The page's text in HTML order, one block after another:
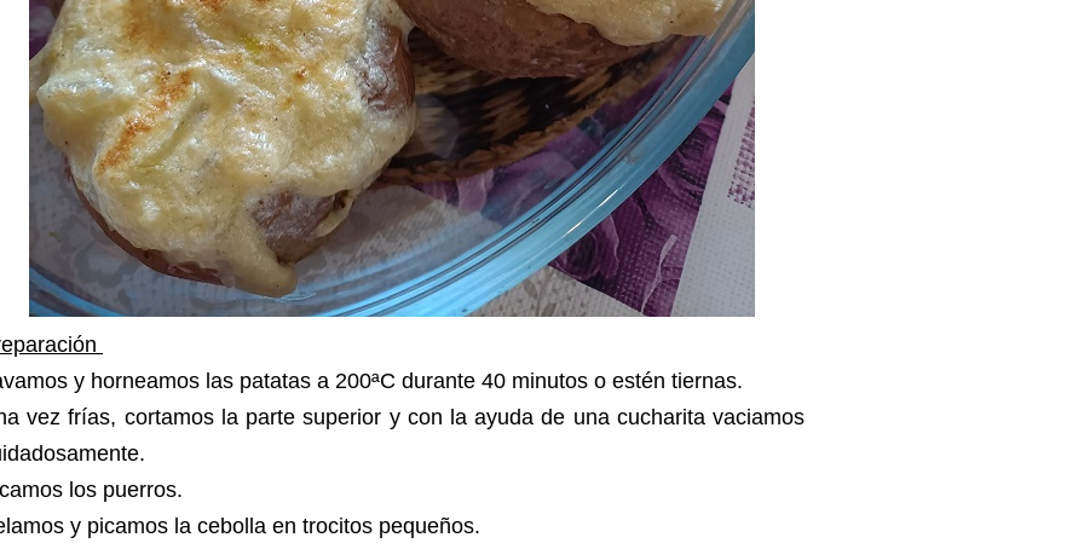
y horneamos las patatas a 200ªC durante 40 minutos o estén tiernas.
vez frías, cortamos la parte superior y con la ayuda de una cucharita vaciamos
los puerros.
y picamos la cebolla en trocitos pequeños.